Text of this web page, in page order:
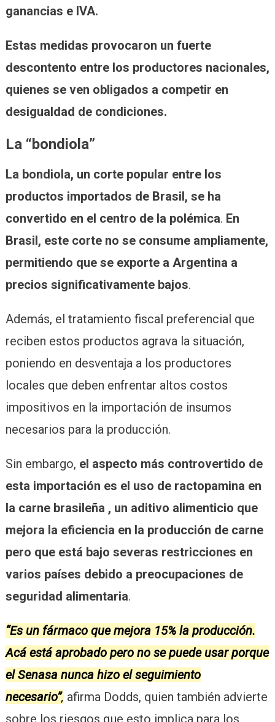
ganancias e IVA.
Estas medidas provocaron un fuerte
descontento entre los productores nacionales,
quienes se ven obligados a competir en
desigualdad de condiciones.
La “bondiola”
La bondiola, un corte popular entre los
productos importados de Brasil, se ha
convertido en el centro de la polémica. En
Brasil, este corte no se consume ampliamente,
permitiendo que se exporte a Argentina a
precios significativamente bajos.
Además, el tratamiento fiscal preferencial que
reciben estos productos agrava la situación,
poniendo en desventaja a los productores
locales que deben enfrentar altos costos
impositivos en la importación de insumos
necesarios para la producción.
Sin embargo, el aspecto más controvertido de
esta importación es el uso de ractopamina en
la carne brasileña , un aditivo alimenticio que
mejora la eficiencia en la producción de carne
pero que está bajo severas restricciones en
varios países debido a preocupaciones de
seguridad alimentaria.
“Es un fármaco que mejora 15% la producción.
Acá está aprobado pero no se puede usar porque
el Senasa nunca hizo el seguimiento
necesario”, afirma Dodds, quien también advierte
sobre los riesgos que esto implica para los